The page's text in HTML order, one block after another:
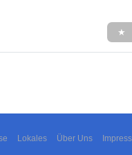
★
Lokales Über Uns